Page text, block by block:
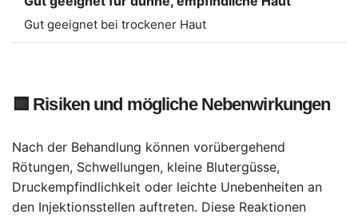
Gut geeignet bei trockener Haut
🟨 Risiken und mögliche Nebenwirkungen
Nach der Behandlung können vorübergehend
Rötungen, Schwellungen, kleine Blutergüsse,
Druckempfindlichkeit oder leichte Unebenheiten an
den Injektionsstellen auftreten. Diese Reaktionen